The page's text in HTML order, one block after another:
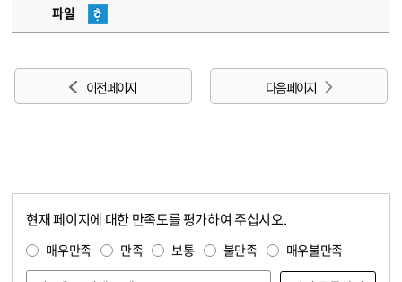
파일
이전 페이지 다음 페이지
현재 페이지에 대한 만족도를 평가하여 주십시오.
매우만족 만족 보통 불만족 매우불만족